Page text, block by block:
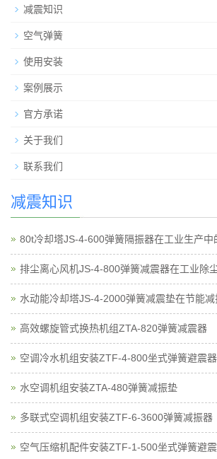
减震知识
空气弹簧
使用安装
案例展示
官方承诺
关于我们
联系我们
减震知识
80t冷却塔JS-4-600弹簧隔振器在工业生产中
排尘离心风机JS-4-800弹簧减震器在工业除
水动能冷却塔JS-4-2000弹簧减震垫在节能减
高效螺旋管式换热机组ZTA-820弹簧减震器
空调冷水机组安装ZTF-4-800坐式弹簧避震器
水空调机组安装ZTA-480弹簧减振垫
多联式空调机组安装ZTF-6-3600弹簧减振器
空气压缩机配件安装ZTF-1-500坐式弹簧避